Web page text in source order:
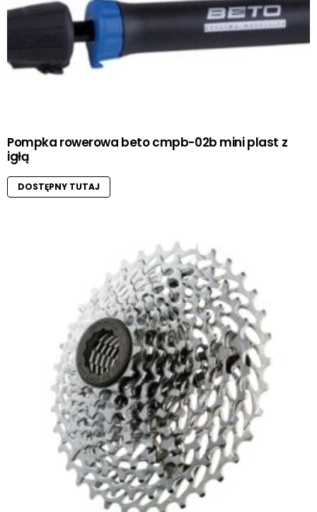
Pompka rowerowa beto cmpb-02b mini plast z
igłą
DOSTĘPNY TUTAJ